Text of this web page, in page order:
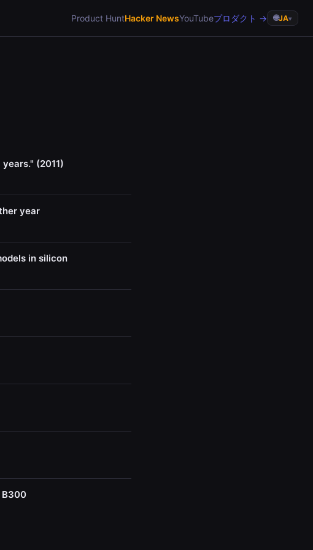
Product HuntHacker NewsYouTubeプロダクト → 🌐JA▾
(2011)
year
in silicon
B300